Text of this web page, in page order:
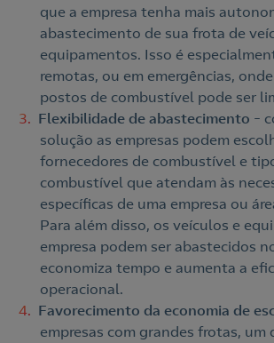
Contacte-nos
Contacte-nos para novas
o
Nós ligamos!
Acepto la política de
que a empresa tenha mais
abastecimento de sua frota de
equipamentos. Isso é
remotas, ou em emergências,
postos de combustível pode ser
Flexibilidade de abastecimento –
solução as empresas podem
fornecedores de combustível e
combustível que atendam às
específicas de uma empresa ou
Para além disso, os veículos e
empresa podem ser abastecidos
economiza tempo e aumenta a
operacional.
Favorecimento da economia de
empresas com grandes frotas, um